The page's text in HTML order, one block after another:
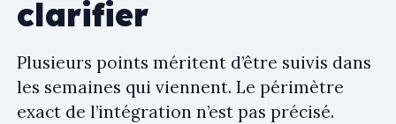
clarifier
Plusieurs points méritent d’être suivis dans
les semaines qui viennent. Le périmètre
exact de l’intégration n’est pas précisé.